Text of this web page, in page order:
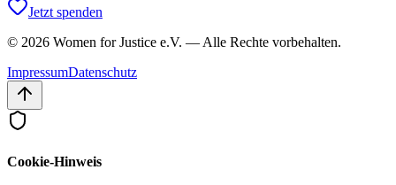
Jetzt spenden
© 2026 Women for Justice e.V. — Alle Rechte vorbehalten.
ImpressumDatenschutz
Cookie-Hinweis